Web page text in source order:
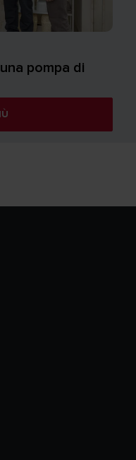
pompa di